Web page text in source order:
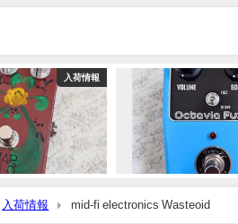
入荷情報
入荷情報 mid-fi electronics Wasteoid